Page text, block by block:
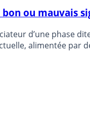
ou mauvais
d’une phase
alimentée par